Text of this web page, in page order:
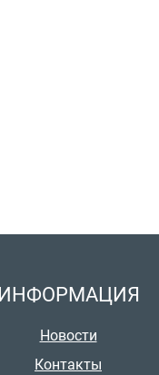
ИНФОРМАЦИЯ
Новости
Контакты